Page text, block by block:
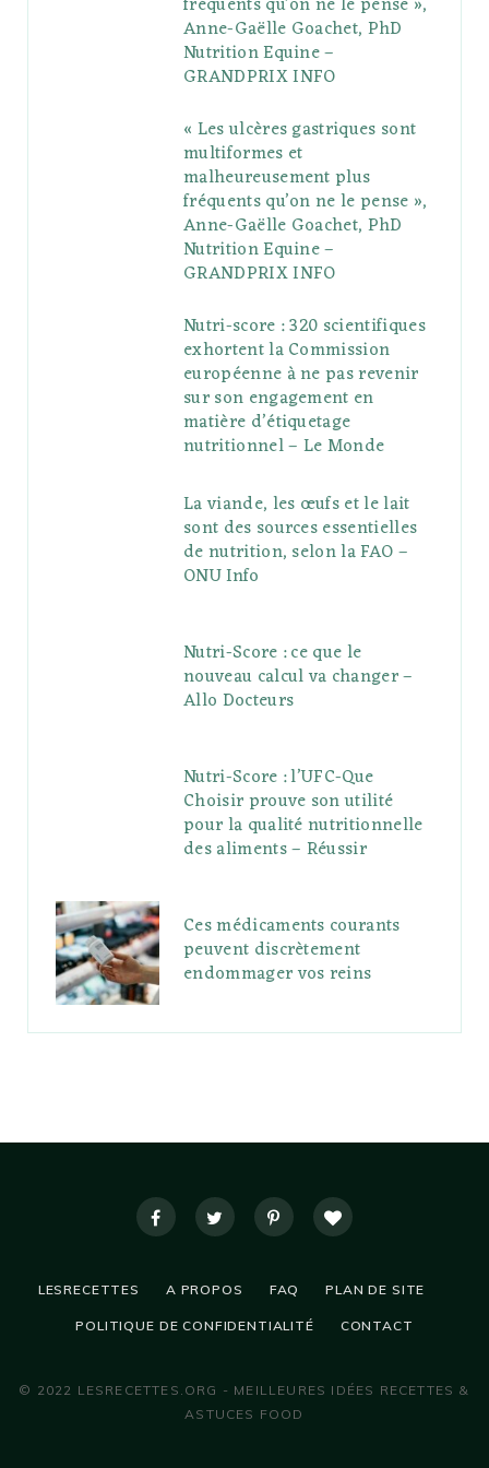
l
s
a
m
s
Anne-Gaëlle Goachet, PhD
Nutrition Equine –
GRANDPRIX INFO
« Les ulcères gastriques sont
multiformes et
malheureusement plus
fréquents qu’on ne le pense »,
Anne-Gaëlle Goachet, PhD
Nutrition Equine –
GRANDPRIX INFO
Nutri-score : 320 scientifiques
exhortent la Commission
européenne à ne pas revenir
sur son engagement en
matière d’étiquetage
nutritionnel – Le Monde
La viande, les œufs et le lait
sont des sources essentielles
de nutrition, selon la FAO –
ONU Info
Nutri-Score : ce que le
nouveau calcul va changer –
Allo Docteurs
Nutri-Score : l’UFC-Que
Choisir prouve son utilité
pour la qualité nutritionnelle
des aliments – Réussir
Ces médicaments courants
peuvent discrètement
endommager vos reins
LESRECETTES A PROPOS FAQ PLAN DE SITE
POLITIQUE DE CONFIDENTIALITÉ CONTACT
© 2022 LESRECETTES.ORG - MEILLEURES IDÉES RECETTES &
ASTUCES FOOD